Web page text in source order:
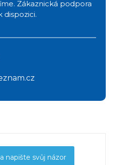
Zákaznická podpora
dispozici.
napište svůj názor